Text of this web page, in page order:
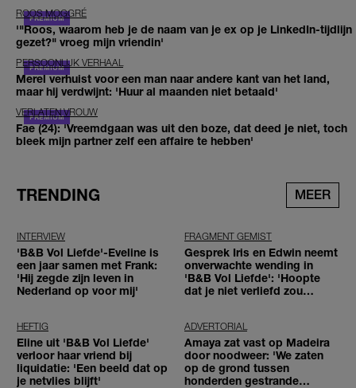
ROOS MOGGRÉ
'"Roos, waarom heb je de naam van je ex op je LinkedIn-tijdlijn
gezet?" vroeg mijn vriendin'
PERSOONLIJK VERHAAL
Merel verhuist voor een man naar andere kant van het land,
maar hij verdwijnt: 'Huur al maanden niet betaald'
VERLATEN VROUW
Fae (24): 'Vreemdgaan was uit den boze, dat deed je niet, toch
bleek mijn partner zelf een affaire te hebben'
TRENDING MEER
INTERVIEW
'B&B Vol Liefde'-Eveline is
een jaar samen met Frank:
'Hij zegde zijn leven in
Nederland op voor mij'
FRAGMENT GEMIST
Gesprek Iris en Edwin neemt
onverwachte wending in
'B&B Vol Liefde': 'Hoopte
dat je niet verliefd zou
HEFTIG
Eline uit 'B&B Vol Liefde'
verloor haar vriend bij
liquidatie: 'Een beeld dat op
je netvlies blijft'
ADVERTORIAL
Amaya zat vast op Madeira
door noodweer: 'We zaten
op de grond tussen
honderden gestrande